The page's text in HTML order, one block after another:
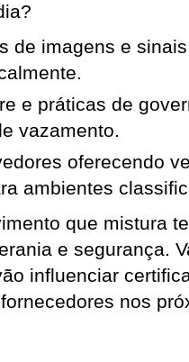
de imagens e
e práticas de
vazamento.
oferecendo
ambientes
que mistura
e segurança.
influenciar
nos